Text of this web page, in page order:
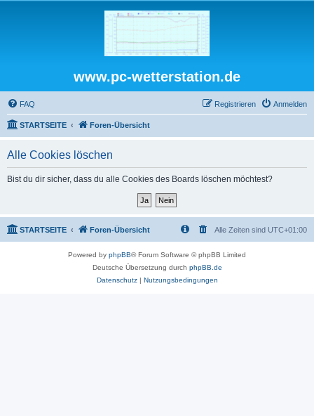
www.pc-wetterstation.de
FAQ Anmelden
Registrieren
STARTSEITE Foren-Übersicht
Alle Cookies löschen
Bist du dir sicher, dass du alle Cookies des Boards löschen möchtest?
STARTSEITE Foren-Übersicht Alle Zeiten sind UTC+01:00
Powered by phpBB® Forum Software © phpBB Limited
Deutsche Übersetzung durch phpBB.de
Datenschutz| Nutzungsbedingungen